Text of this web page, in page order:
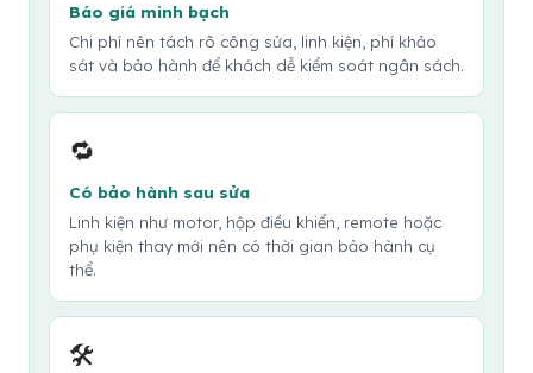
Báo giá minh bạch
Chi phí nên tách rõ công sửa, linh kiện, phí khảo
sát và bảo hành để khách dễ kiểm soát ngân sách.
🔁
Có bảo hành sau sửa
Linh kiện như motor, hộp điều khiển, remote hoặc
phụ kiện thay mới nên có thời gian bảo hành cụ
thể.
🛠️